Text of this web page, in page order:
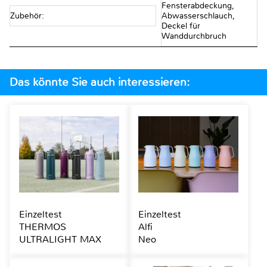
Zubehör:
Fensterabdeckung,
Abwasserschlauch,
Deckel für
Wanddurchbruch
Das könnte Sie auch interessieren:
Einzeltest
THERMOS
ULTRALIGHT MAX
Einzeltest
Alfi
Neo